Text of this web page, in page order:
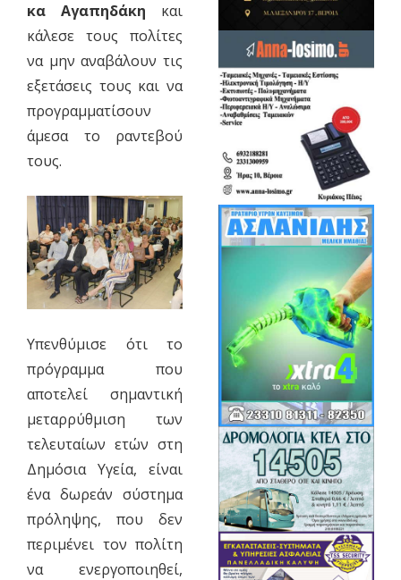
κα Αγαπηδάκη και
κάλεσε τους πολίτες
να μην αναβάλουν τις
εξετάσεις τους και να
προγραμματίσουν
άμεσα το ραντεβού
τους.
Υπενθύμισε ότι το
πρόγραμμα που
αποτελεί σημαντική
μεταρρύθμιση των
τελευταίων ετών στη
Δημόσια Υγεία, είναι
ένα δωρεάν σύστημα
πρόληψης, που δεν
περιμένει τον πολίτη
να ενεργοποιηθεί,